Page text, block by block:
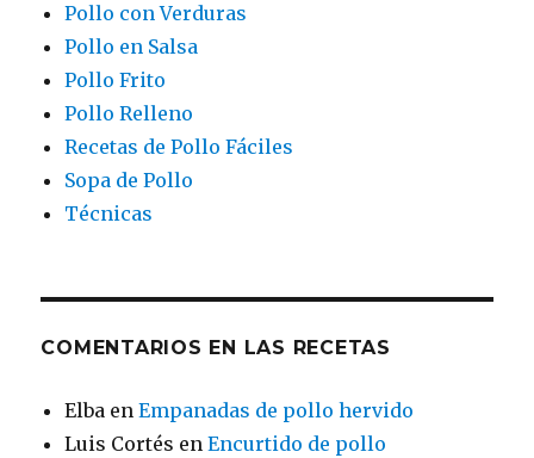
Pollo con Verduras
Pollo en Salsa
Pollo Frito
Pollo Relleno
Recetas de Pollo Fáciles
Sopa de Pollo
Técnicas
COMENTARIOS EN LAS RECETAS
Elba enEmpanadas de pollo hervido
Luis Cortés enEncurtido de pollo